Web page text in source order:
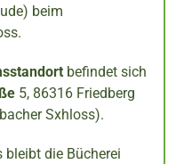
beim
befindet sich
5, 86316 Friedberg
Sxhloss).
bleibt die Bücherei